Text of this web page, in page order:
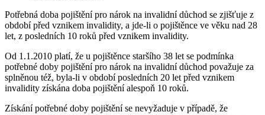
Potřebná doba pojištění pro nárok na invalidní důchod se zjišťuje z
období před vznikem invalidity, a jde-li o pojištěnce ve věku nad 28
let, z posledních 10 roků před vznikem invalidity.
Od 1.1.2010 platí, že u pojištěnce staršího 38 let se podmínka
potřebné doby pojištění pro nárok na invalidní důchod považuje za
splněnou též, byla-li v období posledních 20 let před vznikem
invalidity získána doba pojištění alespoň 10 roků.
Získání potřebné doby pojištění se nevyžaduje v případě, že